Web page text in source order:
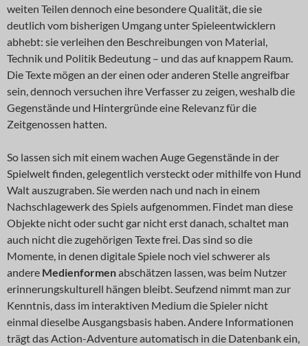
weiten Teilen dennoch eine besondere Qualität, die sie
deutlich vom bisherigen Umgang unter Spieleentwicklern
abhebt: sie verleihen den Beschreibungen von Material,
Technik und Politik Bedeutung – und das auf knappem Raum.
Die Texte mögen an der einen oder anderen Stelle angreifbar
sein, dennoch versuchen ihre Verfasser zu zeigen, weshalb die
Gegenstände und Hintergründe eine Relevanz für die
Zeitgenossen hatten.
So lassen sich mit einem wachen Auge Gegenstände in der
Spielwelt finden, gelegentlich versteckt oder mithilfe von Hund
Walt auszugraben. Sie werden nach und nach in einem
Nachschlagewerk des Spiels aufgenommen. Findet man diese
Objekte nicht oder sucht gar nicht erst danach, schaltet man
auch nicht die zugehörigen Texte frei. Das sind so die
Momente, in denen digitale Spiele noch viel schwerer als
andere Medienformenabschätzen lassen, was beim Nutzer
erinnerungskulturell hängen bleibt. Seufzend nimmt man zur
Kenntnis, dass im interaktiven Medium die Spieler nicht
einmal dieselbe Ausgangsbasis haben. Andere Informationen
trägt das Action-Adventure automatisch in die Datenbank ein,